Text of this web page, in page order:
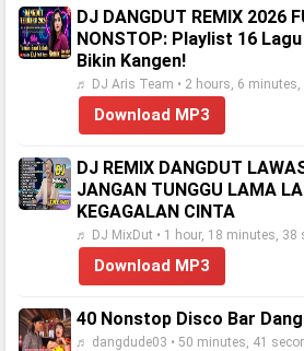
DJ DANGDUT REMIX 2026
NONSTOP: Playlist 16
Bikin Kangen!
♬ DJ Aris Team • 2 hours, 6 minutes,
Download MP3
DJ REMIX DANGDUT
JANGAN TUNGGU LAMA
KEGAGALAN CINTA
♬ DJ MixDut • 1 hour, 18 minutes, 38
Download MP3
40 Nonstop Disco Bar
♬ dangdude03 • 50 minutes, 41